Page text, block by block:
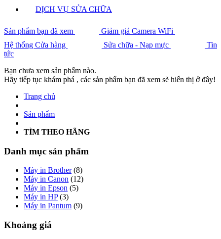
DỊCH VỤ SỬA CHỮA
Sản phẩm bạn đã xem
Giảm giá Camera WiFi
Hệ thống Cửa hàng
Sửa chữa - Nạp mực
Tin
tức
Bạn chưa xem sản phẩm nào.
Hãy tiếp tục khám phá , các sản phẩm bạn đã xem sẽ hiển thị ở đây!
Trang chủ
Sản phẩm
TÌM THEO HÃNG
Danh mục sản phẩm
Máy in Brother (8)
Máy in Canon (12)
Máy in Epson (5)
Máy in HP (3)
Máy in Pantum (9)
Khoảng giá